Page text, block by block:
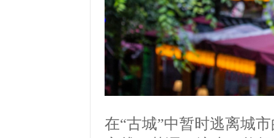
在“古城”中暂时逃离城